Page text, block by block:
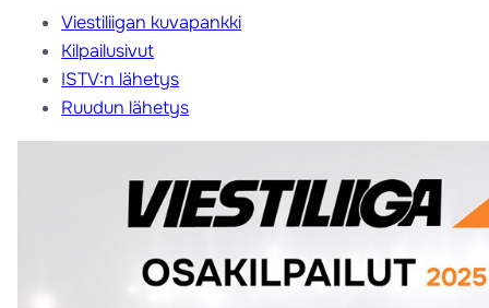
Viestiliigan kuvapankki
Kilpailusivut
ISTV:n lähetys
Ruudun lähetys